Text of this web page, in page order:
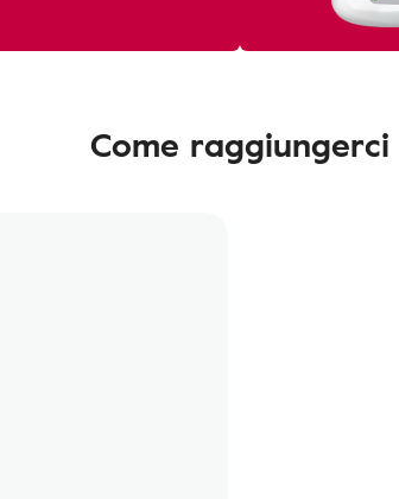
Come raggiungerci